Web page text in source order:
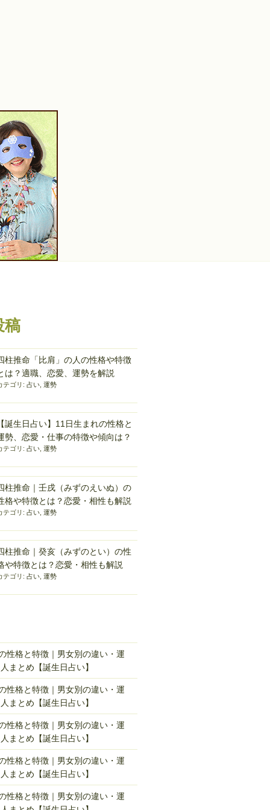
稿
柱推命「比肩」の人の性格や特徴
は？適職、恋愛、運勢を解説
テゴリ: 占い, 運勢
【誕生日占い】11日生まれの性格と
勢、恋愛・仕事の特徴や傾向は？
テゴリ: 占い, 運勢
柱推命｜壬戌（みずのえいぬ）の
格や特徴とは？恋愛・相性も解説
テゴリ: 占い, 運勢
柱推命｜癸亥（みずのとい）の性
や特徴とは？恋愛・相性も解説
テゴリ: 占い, 運勢
性格と特徴｜男女別の違い・運
まとめ【誕生日占い】
性格と特徴｜男女別の違い・運
まとめ【誕生日占い】
性格と特徴｜男女別の違い・運
まとめ【誕生日占い】
性格と特徴｜男女別の違い・運
まとめ【誕生日占い】
性格と特徴｜男女別の違い・運